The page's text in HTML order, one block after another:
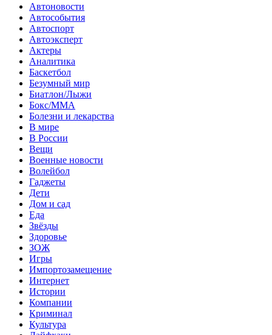
Автоновости
Автособытия
Автоспорт
Автоэксперт
Актеры
Аналитика
Баскетбол
Безумный мир
Биатлон/Лыжи
Бокс/MMA
Болезни и лекарства
В мире
В России
Вещи
Военные новости
Волейбол
Гаджеты
Дети
Дом и сад
Еда
Звёзды
Здоровье
ЗОЖ
Игры
Импортозамещение
Интернет
Истории
Компании
Криминал
Культура